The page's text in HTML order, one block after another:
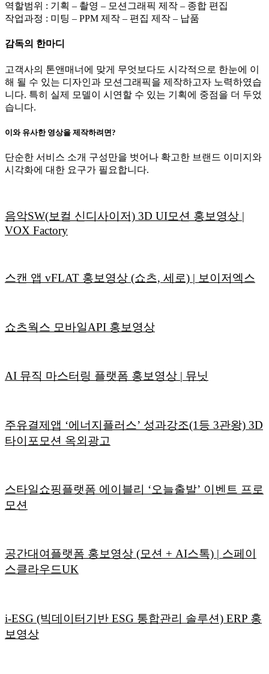
역할범위 : 기획 – 촬영 – 모션그래픽 제작 – 종합 편집
작업과정 : 미팅 – PPM 제작 – 편집 제작 – 납품
감독의 한마디
고객사의 톤앤매너에 맞게 무엇보다도 시각적으로 한눈에 이
해 될 수 있는 디자인과 모션그래픽을 제작하고자 노력하였습
니다. 특히 실제 모델이 시연할 수 있는 기획에 중점을 더 두었
습니다.
이와 유사한 영상을 제작하려면?
단순한 서비스 소개 구성만을 벗어나 확고한 브랜드 이미지와
시각화에 대한 요구가 필요합니다.
음악SW(보컬 신디사이저) 3D UI모션 홍보영상 |
VOX Factory
스캔 앱 vFLAT 홍보영상 (쇼츠, 세로) | 보이저엑스
쇼츠웍스 모바일API 홍보영상
AI 뮤직 마스터링 플랫폼 홍보영상 | 뮤닛
주유결제앱 ‘에너지플러스’ 성과강조(1등 3관왕) 3D
타이포모션 옥외광고
스타일쇼핑플랫폼 에이블리 ‘오늘출발’ 이벤트 프로
모션
공간대여플랫폼 홍보영상 (모션 + AI스톡) | 스페이
스클라우드UK
i-ESG (빅데이터기반 ESG 통합관리 솔루션) ERP 홍
보영상